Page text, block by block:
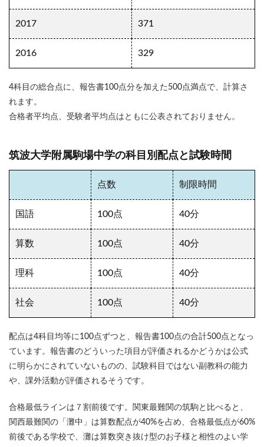
2017 371
2016 329
4科目の総合点に、報告書100点分を加えた500点満点で、計算さ
れます。
合格者平均点、受験者平均点はともに公表されておりません。
筑波大学附属駒場中学の科目別配点と試験時間
点数 制限時間
国語 100点 40分
算数 100点 40分
理科 100点 40分
社会 100点 40分
配点は4科目均等に100点ずつと、報告書100点の合計500点となっ
ています。報告書のどういった項目が評価されるかどうかは公式
に明らかにされていないものの、試験科目ではない副教科の能力
や、課外活動が評価されるそうです。
合格最低ラインは７割前後です。関東最難関の筑駒と比べると、
関西最難関の「灘中」は算数配点が40%を占め、合格最低点が60%
前後である学校で、灘は算数突き抜け型のお子様と相性のよい学